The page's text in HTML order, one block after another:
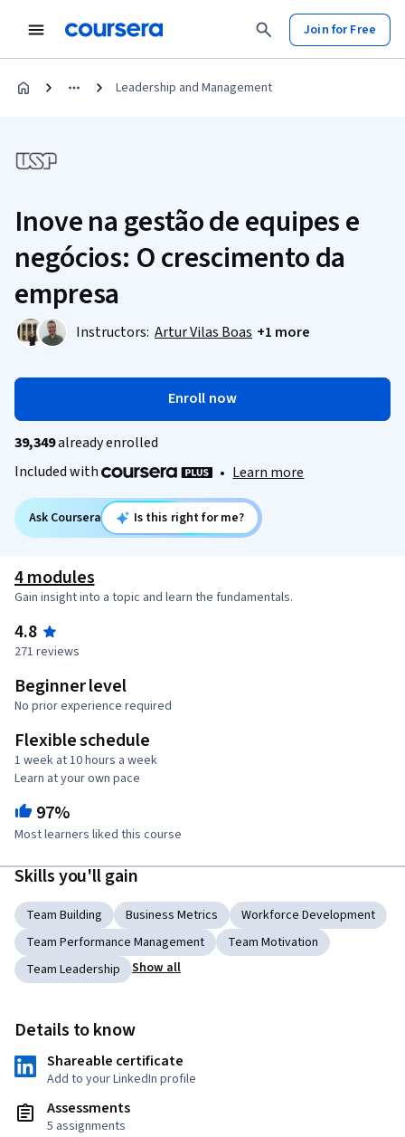
Join for Free
Leadership and Management
Inove na gestão de equipes e
negócios: O crescimento da
empresa
Instructors: Artur Vilas Boas +1 more
Enroll now
39,349already enrolled
Included with
• Learn more
Ask Coursera Is this right for me?
4 modules
Gain insight into a topic and learn the fundamentals.
4.8
271 reviews
Beginner level
No prior experience required
Flexible schedule
1 week at 10 hours a week
Learn at your own pace
97%
Most learners liked this course
Skills you'll gain
Team Building Business Metrics
Workforce Development
Team Performance Management
Team Motivation
Team Leadership
Show all
Details to know
Shareable certificate
Add to your LinkedIn profile
Assessments
5 assignments